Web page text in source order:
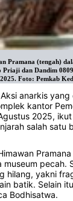
Pramana (tengah)
Priaji dan Dandim
Foto: Pemkab
Aksi anarkis
kantor
2025,
salah satu
pecah.
hilang, yakni
batik. Selain
Bodhisatwa.